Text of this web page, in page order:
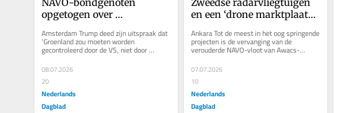
opgetogen over
kan feestje in Ankara nog
flink verstoren
Amsterdam Trump deed zijn uitspraak dat
‘Groenland zou moeten worden
gecontroleerd door de VS, niet door
Denemarken’ in een persconferentie met...
08.07.2026
20
Nederlands
Dagblad
en een ‘drone marktplaats’.
miljarden projecten aan
Ankara Tot de meest in het oog springende
projecten is de vervanging van de
verouderde NAVO-vloot van Awacs-
07.07.2026
10
Nederlands
Dagblad